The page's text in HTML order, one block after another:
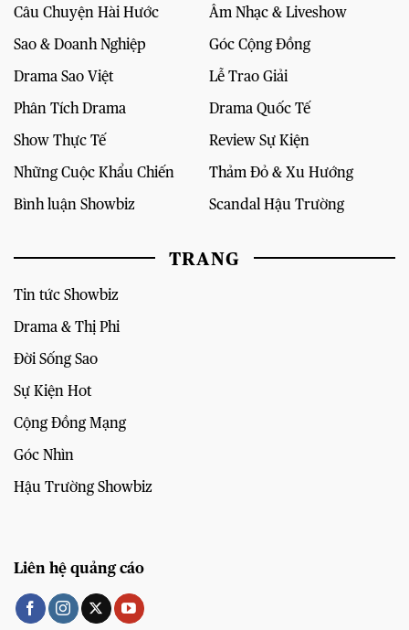
Câu Chuyện Hài Hước
Âm Nhạc & Liveshow
Sao & Doanh Nghiệp
Góc Cộng Đồng
Drama Sao Việt
Lễ Trao Giải
Phân Tích Drama
Drama Quốc Tế
Show Thực Tế
Review Sự Kiện
Những Cuộc Khẩu Chiến
Thảm Đỏ & Xu Hướng
Bình luận Showbiz
Scandal Hậu Trường
TRANG
Tin tức Showbiz
Drama & Thị Phi
Đời Sống Sao
Sự Kiện Hot
Cộng Đồng Mạng
Góc Nhìn
Hậu Trường Showbiz
Liên hệ quảng cáo